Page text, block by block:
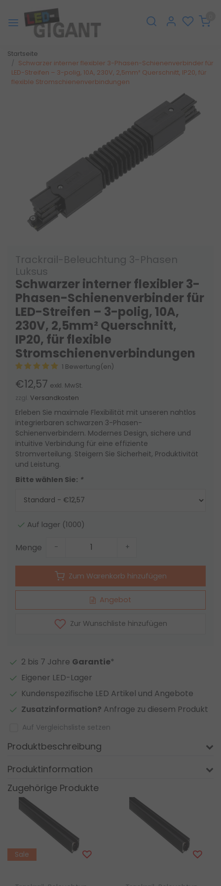
Startseite
Schwarzer interner flexibler 3-Phasen-Schienenverbinder für
LED-Streifen – 3-polig, 10A, 230V, 2,5mm² Querschnitt, IP20, für
flexible Stromschienenverbindungen
Trackrail-Beleuchtung 3-Phasen
Luksus
Schwarzer interner flexibler 3-
Phasen-Schienenverbinder für
LED-Streifen – 3-polig, 10A,
230V, 2,5mm² Querschnitt,
IP20, für flexible
Stromschienenverbindungen
1 Bewertung(en)
€12,57 exkl. MwSt.
zzgl. Versandkosten
Erleben Sie maximale Flexibilität mit unseren nahtlos
integrierbaren schwarzen 3-Phasen-
Schienenverbindern. Modernes Design, sichere und
intuitive Verbindung für eine effiziente
Stromverteilung. Steigern Sie Sicherheit, Produktivität
und Leistung.
Bitte wählen Sie: *
Auf lager (1000)
Menge - +
Zum Warenkorb hinzufügen
Angebot
Zur Wunschliste hinzufügen
2 bis 7 Jahre Garantie*
Eigener LED-Lager
Kundenspezifische LED Artikel und Angebote
Zusatzinformation? Anfrage zu diesem Produkt
Auf Vergleichsliste setzen
Produktbeschreibung
Produktinformation
Zugehörige Produkte
Sale